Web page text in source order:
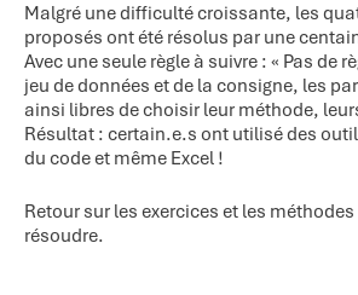
Malgré une difficulté croissante, les
proposés ont été résolus par une
Avec une seule règle à suivre : « Pas de
jeu de données et de la consigne, les
ainsi libres de choisir leur méthode,
Résultat : certain.e.s ont utilisé des
du code et même Excel !
Retour sur les exercices et les
résoudre.